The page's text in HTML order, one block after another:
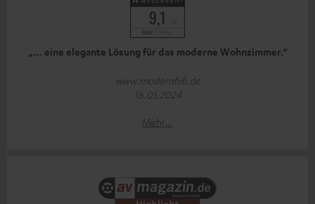
„… eine elegante Lösung für das moderne Wohnzimmer.“
www.modernhifi.de
16.05.2024
Mehr...